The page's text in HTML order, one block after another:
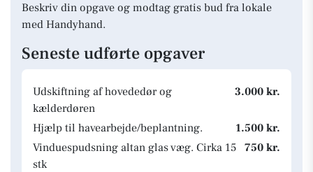
Beskriv din opgave og modtag gratis bud fra lokale
med Handyhand.
Seneste udførte opgaver
Udskiftning af hovededør og
kælderdøren
3.000 kr.
Hjælp til havearbejde/beplantning.
1.500 kr.
Vinduespudsning altan glas væg. Cirka 15
stk
750 kr.